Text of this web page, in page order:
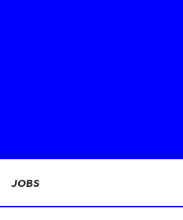
JOBS